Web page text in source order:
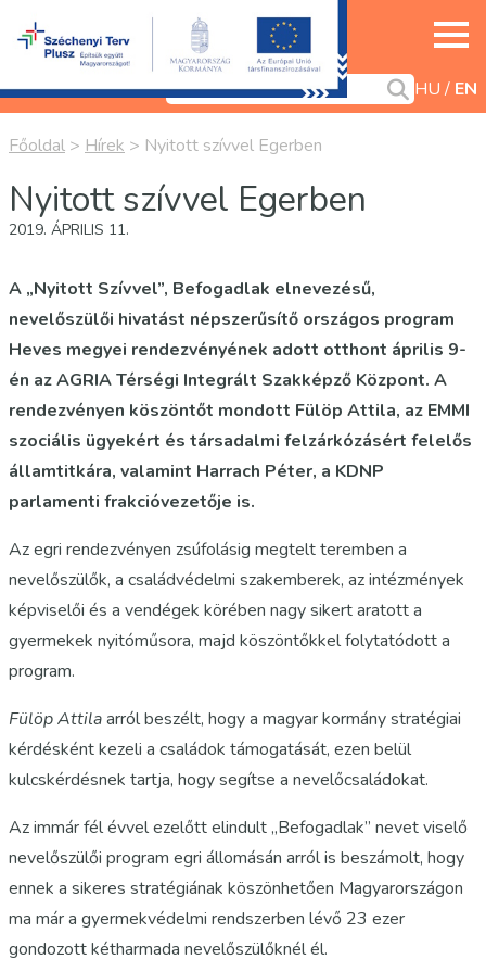
HU EN
Főoldal > Hírek > Nyitott szívvel Egerben
Nyitott szívvel Egerben
2019. ÁPRILIS 11.
A „Nyitott Szívvel”, Befogadlak elnevezésű,
nevelőszülői hivatást népszerűsítő országos program
Heves megyei rendezvényének adott otthont április 9-
én az AGRIA Térségi Integrált Szakképző Központ. A
rendezvényen köszöntőt mondott Fülöp Attila, az EMMI
szociális ügyekért és társadalmi felzárkózásért felelős
államtitkára, valamint Harrach Péter, a KDNP
parlamenti frakcióvezetője is.
Az egri rendezvényen zsúfolásig megtelt teremben a
nevelőszülők, a családvédelmi szakemberek, az intézmények
képviselői és a vendégek körében nagy sikert aratott a
gyermekek nyitóműsora, majd köszöntőkkel folytatódott a
program.
Fülöp Attilaarról beszélt, hogy a magyar kormány stratégiai
kérdésként kezeli a családok támogatását, ezen belül
kulcskérdésnek tartja, hogy segítse a nevelőcsaládokat.
Az immár fél évvel ezelőtt elindult „Befogadlak” nevet viselő
nevelőszülői program egri állomásán arról is beszámolt, hogy
ennek a sikeres stratégiának köszönhetően Magyarországon
ma már a gyermekvédelmi rendszerben lévő 23 ezer
gondozott kétharmada nevelőszülőknél él.